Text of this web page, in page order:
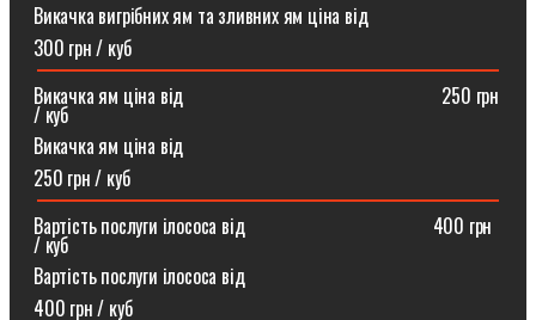
Викачка вигрібних ям та зливних ям ціна від
300 грн / куб
Викачка ям ціна від ⠀⠀⠀⠀⠀⠀⠀⠀⠀⠀⠀⠀⠀⠀⠀⠀⠀⠀250 грн
/ куб
Викачка ям ціна від
250 грн / куб
Вартість послуги ілососа від ⠀⠀⠀⠀⠀⠀⠀⠀⠀⠀⠀⠀⠀400 грн
/ куб
Вартість послуги ілососа від
400 грн / куб